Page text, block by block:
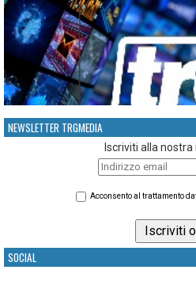
NEWSLETTER TRGMEDIA
Iscriviti alla
Acconsento al trattamento
SOCIAL